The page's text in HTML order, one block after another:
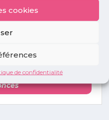
cookies
de confidentialité